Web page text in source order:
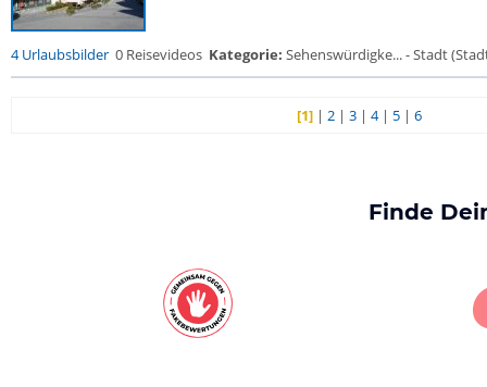
4 Urlaubsbilder 0 Reisevideos Kategorie: Sehenswürdigke... - Stadt
[1] |2 |3 |4| 5 |6
Finde